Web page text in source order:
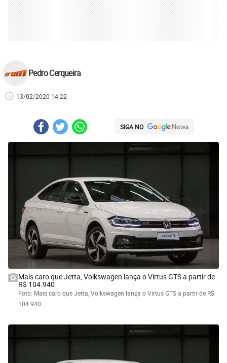
Pedro Cerqueira
13/02/2020 14:22
SIGA NO
Mais caro que Jetta, Volkswagen lança o Virtus GTS a partir de
R$ 104.940
Foto: Mais caro que Jetta, Volkswagen lança o Virtus GTS a partir de R$
104.940